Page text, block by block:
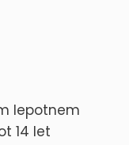
lepotnem
14 let